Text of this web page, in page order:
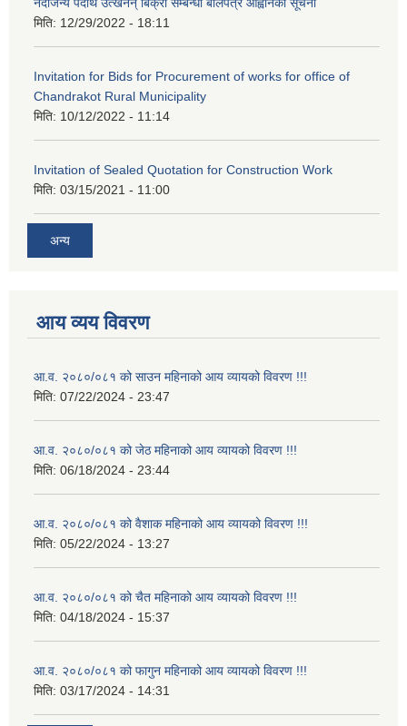
मिति: 12/29/2022 - 18:11
Invitation for Bids for Procurement of works for office of
Chandrakot Rural Municipality
मिति: 10/12/2022 - 11:14
Invitation of Sealed Quotation for Construction Work
मिति: 03/15/2021 - 11:00
अन्य
आय व्यय विवरण
आ.व. २०८०/०८१ को साउन महिनाको आय व्यायको विवरण !!!
मिति: 07/22/2024 - 23:47
आ.व. २०८०/०८१ को जेठ महिनाको आय व्यायको विवरण !!!
मिति: 06/18/2024 - 23:44
आ.व. २०८०/०८१ को वैशाक महिनाको आय व्यायको विवरण !!!
मिति: 05/22/2024 - 13:27
आ.व. २०८०/०८१ को चैत महिनाको आय व्यायको विवरण !!!
मिति: 04/18/2024 - 15:37
आ.व. २०८०/०८१ को फागुन महिनाको आय व्यायको विवरण !!!
मिति: 03/17/2024 - 14:31